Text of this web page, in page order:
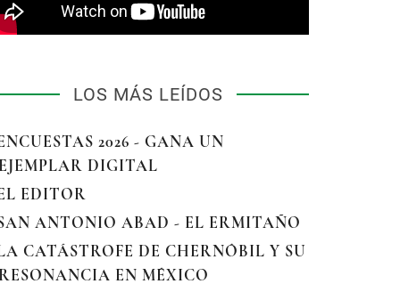
LOS MÁS LEÍDOS
2026 - GANA UN
EJEMPLAR DIGITAL
EDITOR
ANTONIO ABAD - EL ERMITAÑO
CATÁSTROFE DE CHERNÓBIL Y SU
RESONANCIA EN MÉXICO